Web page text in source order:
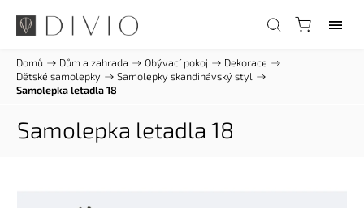
Domů / Dům a zahrada / Obývací pokoj / Dekorace /
Dětské samolepky / Samolepky skandinávský styl /
Samolepka letadla 18
Samolepka letadla 18